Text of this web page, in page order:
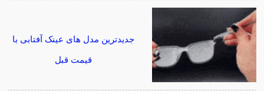
جدیدترین مدل های عینک آفتابی با
قیمت قبل